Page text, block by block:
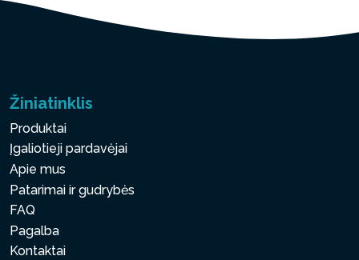
Žiniatinklis
Produktai
Įgaliotieji pardavėjai
Apie mus
Patarimai ir gudrybės
FAQ
Pagalba
Kontaktai